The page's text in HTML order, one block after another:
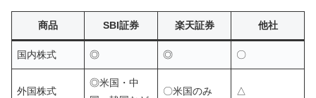
商品 SBI証券 楽天証券 他社
国内株式 ◎ ◎ 〇
外国株式
◎米国・中
〇米国のみ △